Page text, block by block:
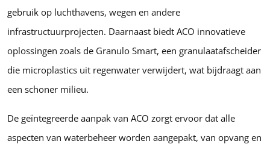
gebruik op luchthavens, wegen en andere
infrastructuurprojecten. Daarnaast biedt ACO innovatieve
oplossingen zoals de Granulo Smart, een granulaatafscheider
die microplastics uit regenwater verwijdert, wat bijdraagt aan
een schoner milieu.
De geïntegreerde aanpak van ACO zorgt ervoor dat alle
aspecten van waterbeheer worden aangepakt, van opvang en